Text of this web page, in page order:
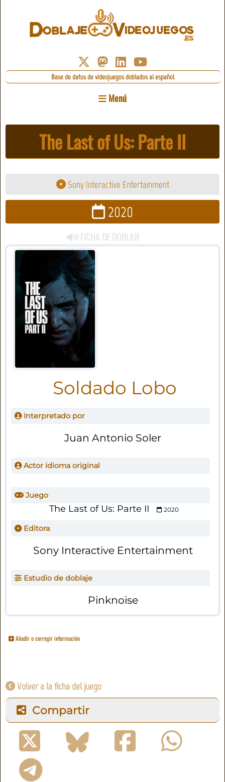
Base de datos de videojuegos doblados al español
Menú
The Last of Us: Parte II
Sony Interactive Entertainment
2020
FICHA DE DOBLAJE
Soldado Lobo
Interpretado por
Juan Antonio Soler
Actor idioma original
Juego
The Last of Us: Parte II 2020
Editora
Sony Interactive Entertainment
Estudio de doblaje
Pinknoise
Añadir o corregir información
Volver a la ficha del juego
Compartir